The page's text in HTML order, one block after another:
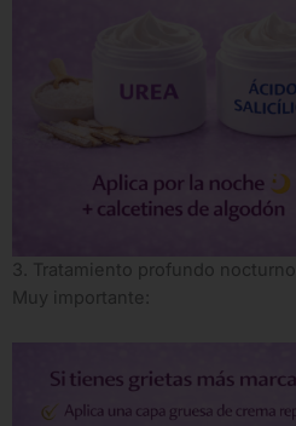
3. Tratamiento profundo nocturno
Muy importante: